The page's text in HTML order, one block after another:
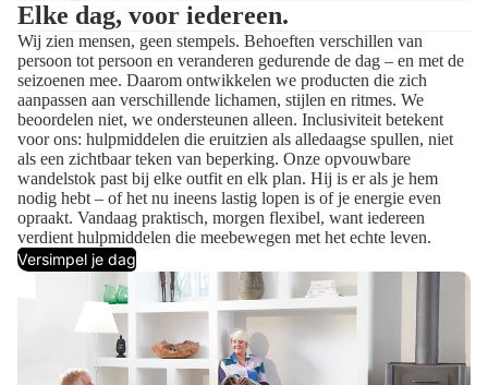
Elke dag, voor iedereen.
Wij zien mensen, geen stempels. Behoeften verschillen van
persoon tot persoon en veranderen gedurende de dag – en met de
seizoenen mee. Daarom ontwikkelen we producten die zich
aanpassen aan verschillende lichamen, stijlen en ritmes. We
beoordelen niet, we ondersteunen alleen. Inclusiviteit betekent
voor ons: hulpmiddelen die eruitzien als alledaagse spullen, niet
als een zichtbaar teken van beperking. Onze opvouwbare
wandelstok past bij elke outfit en elk plan. Hij is er als je hem
nodig hebt – of het nu ineens lastig lopen is of je energie even
opraakt. Vandaag praktisch, morgen flexibel, want iedereen
verdient hulpmiddelen die meebewegen met het echte leven.
Versimpel je dag